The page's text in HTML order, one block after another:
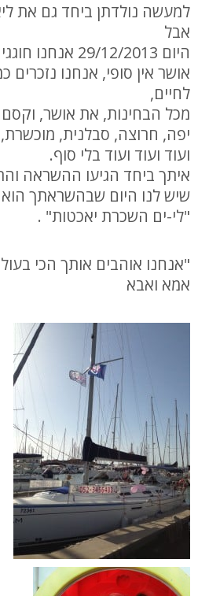
למעשה נולדתן ביחד גם את
אבל
היום 29/12/2013 אנחנו חוגגים לך שלוש שנים של
אושר אין סופי, אנחנו
לחיים,
מכל הבחינות, את אושר, וקסם
יפה, חרוצה, סבלנית,
ועוד ועוד ועוד בלי סוף.
איתך ביחד הגיעו ההשראה
שיש לנו היום שבהשראתך
"לי-ים השכרת יאכטות" .
"אנחנו אוהבים אותך הכי
אמא ואבא